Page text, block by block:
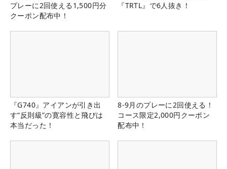
プレーに2回使える1,500円分
クーポン配布中！
『TRTL』で6人抜き！
『G740』アイアンが引き出
す“反則級”の寛容性と飛びは
本当だった！
8-9月のプレーに2回使える！
コース限定2,000円クーポン
配布中！